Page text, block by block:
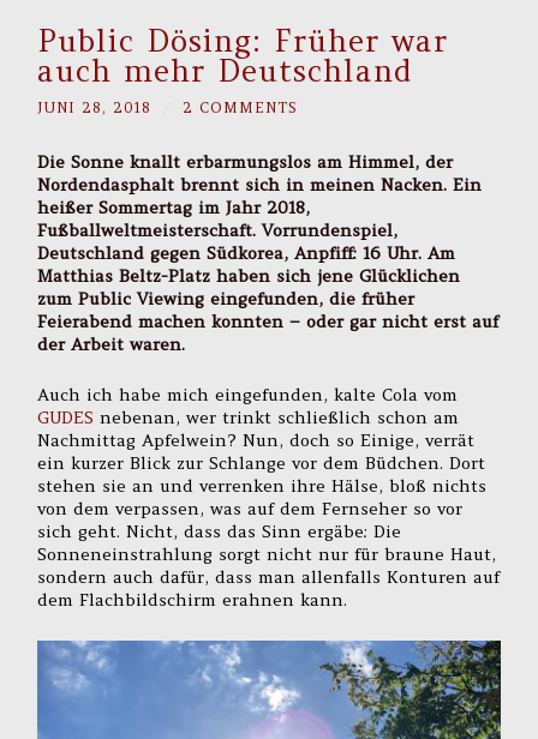
Public Dösing: Früher war
auch mehr Deutschland
JUNI 28, 2018 2 COMMENTS
Die Sonne knallt erbarmungslos am Himmel, der
Nordendasphalt brennt sich in meinen Nacken. Ein
heißer Sommertag im Jahr 2018,
Fußballweltmeisterschaft. Vorrundenspiel,
Deutschland gegen Südkorea, Anpfiff: 16 Uhr. Am
Matthias Beltz-Platz haben sich jene Glücklichen
zum Public Viewing eingefunden, die früher
Feierabend machen konnten – oder gar nicht erst auf
der Arbeit waren.
Auch ich habe mich eingefunden, kalte Cola vom
GUDES nebenan, wer trinkt schließlich schon am
Nachmittag Apfelwein? Nun, doch so Einige, verrät
ein kurzer Blick zur Schlange vor dem Büdchen. Dort
stehen sie an und verrenken ihre Hälse, bloß nichts
von dem verpassen, was auf dem Fernseher so vor
sich geht. Nicht, dass das Sinn ergäbe: Die
Sonneneinstrahlung sorgt nicht nur für braune Haut,
sondern auch dafür, dass man allenfalls Konturen auf
dem Flachbildschirm erahnen kann.